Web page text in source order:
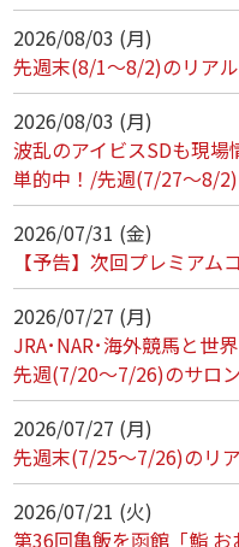
2026/08/03 (月)
先週末(8/1～8/2)のリア
2026/08/03 (月)
波乱のアイビスSDも現
単的中！/先週(7/27～8/
2026/07/31 (金)
【予告】次回プレミアム
2026/07/27 (月)
JRA･NAR･海外競馬と世
先週(7/20～7/26)のサロ
2026/07/27 (月)
先週末(7/25～7/26)のリ
2026/07/21 (火)
第36回亀飯を函館「鮨